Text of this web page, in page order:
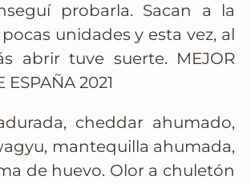
probarla. Sacan a la
unidades y esta vez, al
abrir tuve suerte. MEJOR
ESPAÑA 2021
cheddar ahumado,
mantequilla ahumada,
de huevo. Olor a chuletón